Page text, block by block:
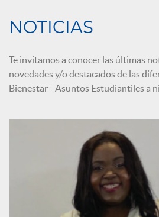
NOTICIAS
Te invitamos a conocer las últimas
novedades y/o destacados de las
Bienestar - Asuntos Estudiantiles a